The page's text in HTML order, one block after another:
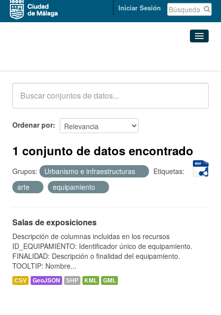
Iniciar Sesión
Acerca de
Ordenar por
1 conjunto de datos encontrado
Grupos: Urbanismo e infraestructuras
Etiquetas:
arte
equipamiento
Salas de exposiciones
Descripción de columnas incluidas en los recursos
ID_EQUIPAMIENTO: Identificador único de equipamiento.
FINALIDAD: Descripción o finalidad del equipamiento.
TOOLTIP: Nombre...
CSV GeoJSON SHP KML GML